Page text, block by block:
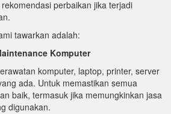
perbaikan jika terjadi
tawarkan adalah:
Komputer
komputer, laptop, printer, server
ada. Untuk memastikan semua
baik, termasuk jika memungkinkan jasa
digunakan.